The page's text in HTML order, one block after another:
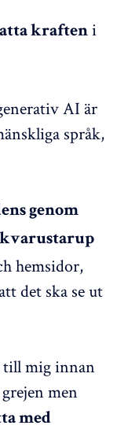
kraften i
AI är
språk,
genom
hemsidor,
det ska se ut
till mig innan
men
med